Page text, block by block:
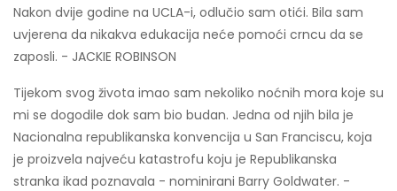
Nakon dvije godine na UCLA-i, odlučio sam otići. Bila sam
uvjerena da nikakva edukacija neće pomoći crncu da se
zaposli. - JACKIE ROBINSON
Tijekom svog života imao sam nekoliko noćnih mora koje su
mi se dogodile dok sam bio budan. Jedna od njih bila je
Nacionalna republikanska konvencija u San Franciscu, koja
je proizvela najveću katastrofu koju je Republikanska
stranka ikad poznavala - nominirani Barry Goldwater. -